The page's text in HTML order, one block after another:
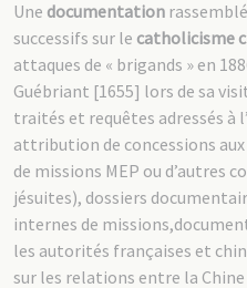
Une documentation
successifs sur le catholicisme
attaques de « brigands » en
Guébriant [1655] lors de sa
traités et requêtes adressés à
attribution de concessions
de missions MEP ou d’autres
jésuites), dossiers
internes de
les autorités françaises et
sur les relations entre la